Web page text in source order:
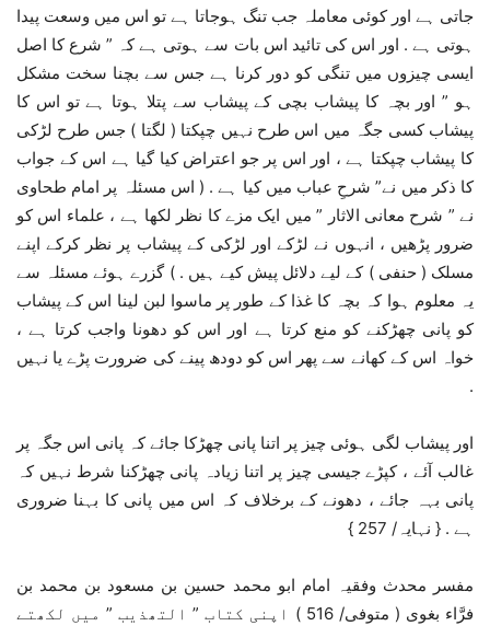
جاتی ہے اور کوئی معاملہ جب تنگ ہوجاتا ہے تو اس میں وسعت پیدا
ہوتی ہے . اور اس کی تائید اس بات سے ہوتی ہے کہ ” شرع کا اصل
ایسی چیزوں میں تنگی کو دور کرنا ہے جس سے بچنا سخت مشکل
ہو ” اور بچہ کا پیشاب بچی کے پیشاب سے پتلا ہوتا ہے تو اس کا
پیشاب کسی جگہ میں اس طرح نہیں چپکتا ( لگتا ) جس طرح لڑکی
کا پیشاب چپکتا ہے ، اور اس پر جو اعتراض کیا گیا ہے اس کے جواب
کا ذکر میں نے” شرحِ عباب میں کیا ہے . ( اس مسئلہ پر امام طحاوی
نے ” شرح معانی الاثار ” میں ایک مزے کا نظر لکھا ہے ، علماء اس کو
ضرور پڑھیں ، انہوں نے لڑکے اور لڑکی کے پیشاب پر نظر کرکے اپنے
مسلک ( حنفی ) کے لیے دلائل پیش کیے ہیں . ) گزرے ہوئے مسئلہ سے
یہ معلوم ہوا کہ بچہ کا غذا کے طور پر ماسوا لبن لینا اس کے پیشاب
کو پانی چھڑکنے کو منع کرتا ہے اور اس کو دھونا واجب کرتا ہے ،
خواہ اس کے کھانے سے پھر اس کو دودھ پینے کی ضرورت پڑے یا نہیں
.
اور پیشاب لگی ہوئی چیز پر اتنا پانی چھڑکا جائے کہ پانی اس جگہ پر
غالب آئے ، کپڑے جیسی چیز پر اتنا زیادہ پانی چھڑکنا شرط نہیں کہ
پانی بہہ جائے ، دھونے کے برخلاف کہ اس میں پانی کا بہنا ضروری
ہے . { نہایہ/ 257 }
مفسر محدث وفقیہ امام ابو محمد حسین بن مسعود بن محمد بن
فرَّاء بغوی ( متوفی/ 516 ) اپنی کتاب ” التھذیب ” میں لکھتے